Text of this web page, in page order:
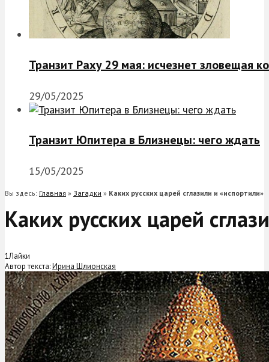
Транзит Раху 29 мая: исчезнет зловещая
29/05/2025
Транзит Юпитера в Близнецы: чего ждать
15/05/2025
Вы здесь: Главная » Загадки » Каких русских царей сглазили и «испортили»
Каких русских царей
1Лайки
Автор текста:Ирина Шлионская